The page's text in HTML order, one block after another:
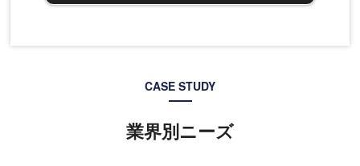
CASE STUDY
業界別ニーズ